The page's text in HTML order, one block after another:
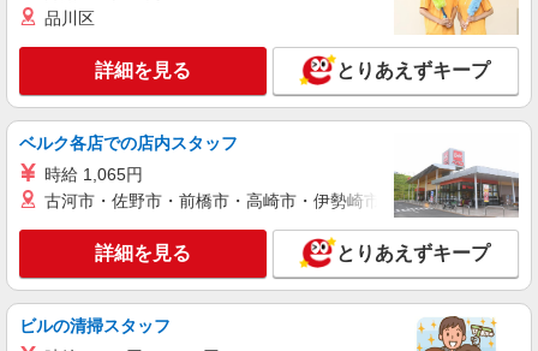
正社員
UTエージェント株式会社 AGT関西第一CU AGT南大阪エリア HF老原
CL 《JARG1-PC》
機械操作
時給：1,300円〜 月収例：226,000円（20日稼
働＋残業10時間/月の場合）
大阪府八尾市 勤務詳細：八尾市 通勤方法：徒
歩/車/自転車/電車/バイク 最寄り駅：八尾駅から車
9分・徒歩17分 ※構内の（無料）駐車場利用OK
※無料送迎あり （朝）八尾駅07:40→久宝寺駅
08:00→会社08:30到着 （夕）会社18:05→久宝寺
駅18:35→八尾駅18:55到着 ※上記時間のみ送迎あ
り
詳細を見る
派遣社員
戦力エージェント株式会社
品川区
詳細を見る とりあえずキープ
ベルク各店での店内スタッフ
時給 1,065円
古河市・佐野市・前橋市・高崎市・伊勢崎市・太田市・館林市
詳細を見る とりあえずキープ
ビルの清掃スタッフ